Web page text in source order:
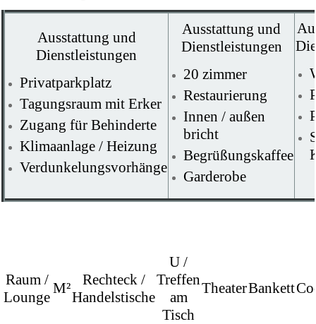
Ausstattung und
Dienstleistungen
Privatparkplatz
Tagungsraum mit Erker
Zugang für Behinderte
Klimaanlage / Heizung
Verdunkelungsvorhänge
Ausstattung und
Dienstleistungen
20 zimmer
Restaurierung
Innen / außen
bricht
Begrüßungskaffee
Garderobe
Raum /
Lounge
M²
Rechteck /
Handelstische
U /
Treffen
am
Tisch
TheaterBankett